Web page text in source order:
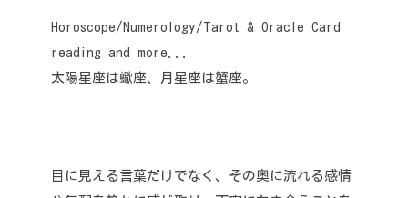
Horoscope/Numerology/Tarot & Oracle Card
reading and more...
太陽星座は蠍座、月星座は蟹座。
目に見える言葉だけでなく、その奥に流れる感情